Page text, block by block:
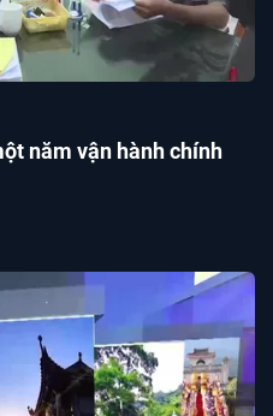
năm vận hành chính